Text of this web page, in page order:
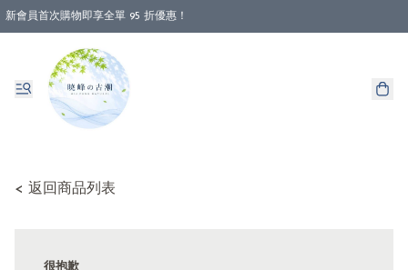
新會員首次購物即享全單 95 折優惠！
消費即享全單 88 折優惠！
< 返回商品列表
很抱歉